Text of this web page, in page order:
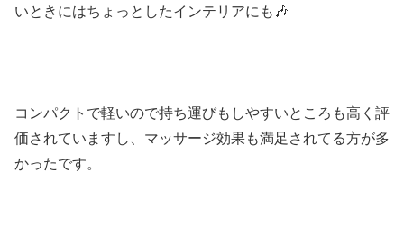
いときにはちょっとしたインテリアにも🎶
コンパクトで軽いので持ち運びもしやすいところも高く評
価されていますし、マッサージ効果も満足されてる方が多
かったです。